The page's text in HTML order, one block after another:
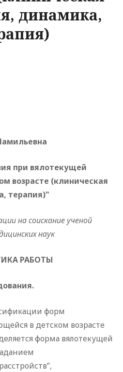
динамика,
при вялотекущей
возрасте (клиническая
терапия)"
на соискание ученой
наук
РАБОТЫ
форм
в детском возрасте
форма вялотекущей